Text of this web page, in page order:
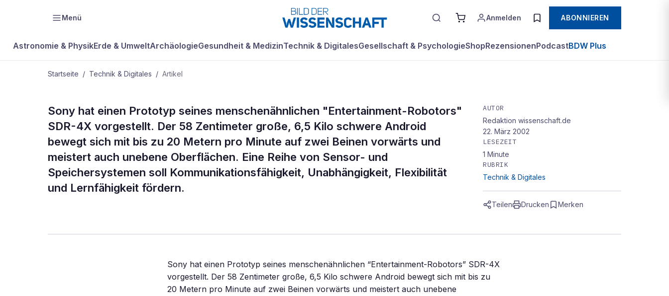
Menü Anmelden ABONNIEREN
Astronomie & PhysikErde & UmweltArchäologieGesundheit & MedizinTechnik & DigitalesGesellschaft & PsychologieShopRezensionenPodcastBDW Plus
Startseite / Technik & Digitales / Artikel
TECHNIK & DIGITALES
Entertainment-Roboter singt
und tanzt
Sony hat einen Prototyp seines menschenähnlichen "Entertainment-Robotors"
SDR-4X vorgestellt. Der 58 Zentimeter große, 6,5 Kilo schwere Android
bewegt sich mit bis zu 20 Metern pro Minute auf zwei Beinen vorwärts und
meistert auch unebene Oberflächen. Eine Reihe von Sensor- und
Speichersystemen soll Kommunikationsfähigkeit, Unabhängigkeit, Flexibilität
und Lernfähigkeit fördern.
AUTOR
Redaktion wissenschaft.de
22. März 2002
LESEZEIT
1 Minute
RUBRIK
Technik & Digitales
Teilen Drucken Merken
Sony hat einen Prototyp seines menschenähnlichen “Entertainment-Robotors” SDR-4X
vorgestellt. Der 58 Zentimeter große, 6,5 Kilo schwere Android bewegt sich mit bis zu
20 Metern pro Minute auf zwei Beinen vorwärts und meistert auch unebene